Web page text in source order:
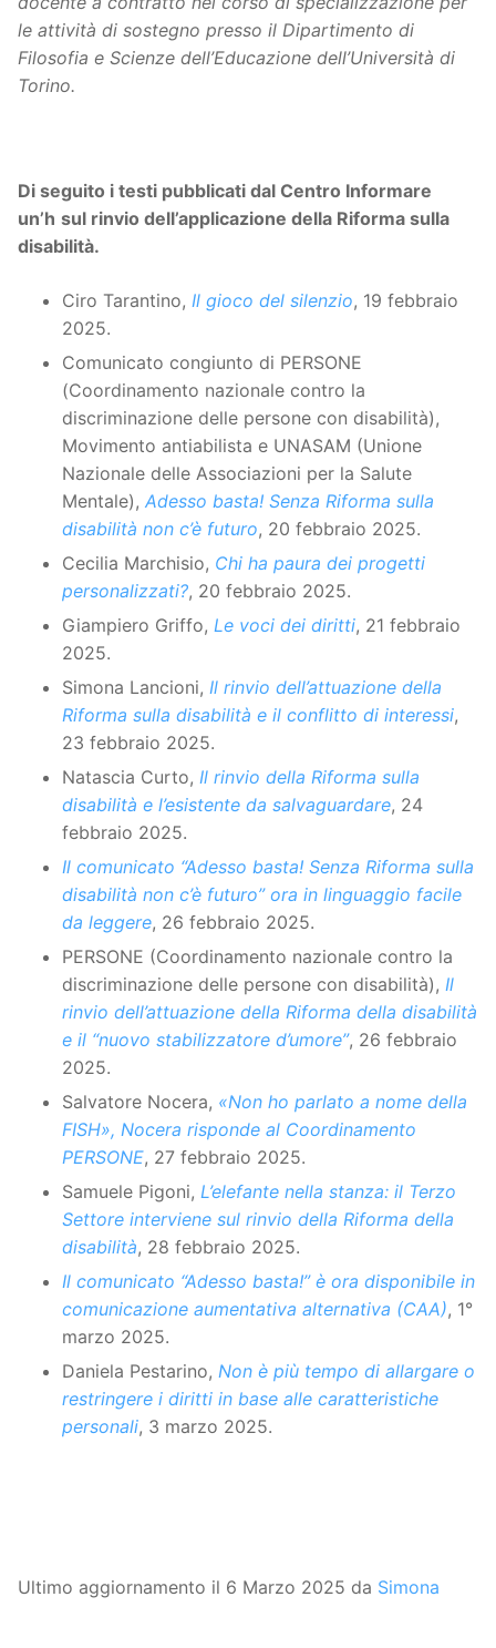
le attività di sostegno presso il Dipartimento di
Filosofia e Scienze dell’Educazione dell’Università di
Torino.
Di seguito i testi pubblicati dal Centro Informare
un’h sul rinvio dell’applicazione della Riforma sulla
disabilità.
Ciro Tarantino, Il gioco del silenzio, 19 febbraio
2025.
Comunicato congiunto di PERSONE
(Coordinamento nazionale contro la
discriminazione delle persone con disabilità),
Movimento antiabilista e UNASAM (Unione
Nazionale delle Associazioni per la Salute
Mentale), Adesso basta! Senza Riforma sulla
disabilità non c’è futuro, 20 febbraio 2025.
Cecilia Marchisio, Chi ha paura dei progetti
personalizzati?, 20 febbraio 2025.
Giampiero Griffo, Le voci dei diritti, 21 febbraio
2025.
Simona Lancioni, Il rinvio dell’attuazione della
Riforma sulla disabilità e il conflitto di interessi,
23 febbraio 2025.
Natascia Curto, Il rinvio della Riforma sulla
disabilità e l’esistente da salvaguardare, 24
febbraio 2025.
Il comunicato “Adesso basta! Senza Riforma sulla
disabilità non c’è futuro” ora in linguaggio facile
da leggere, 26 febbraio 2025.
PERSONE (Coordinamento nazionale contro la
discriminazione delle persone con disabilità), Il
rinvio dell’attuazione della Riforma della disabilità
e il “nuovo stabilizzatore d’umore”, 26 febbraio
2025.
Salvatore Nocera, «Non ho parlato a nome della
FISH», Nocera risponde al Coordinamento
PERSONE, 27 febbraio 2025.
Samuele Pigoni, L’elefante nella stanza: il Terzo
Settore interviene sul rinvio della Riforma della
disabilità, 28 febbraio 2025.
Il comunicato “Adesso basta!” è ora disponibile in
comunicazione aumentativa alternativa (CAA), 1°
marzo 2025.
Daniela Pestarino, Non è più tempo di allargare o
restringere i diritti in base alle caratteristiche
personali, 3 marzo 2025.
Ultimo aggiornamento il 6 Marzo 2025 da Simona